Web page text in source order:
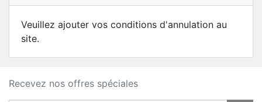
Veuillez ajouter vos conditions d'annulation au
site.
Recevez nos offres spéciales